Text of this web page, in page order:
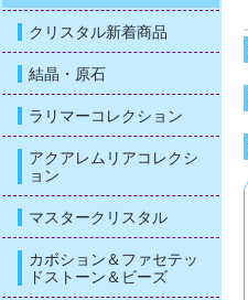
クリスタル新着商品
結晶・原石
ラリマーコレクション
アクアレムリアコレクシ
ョン
マスタークリスタル
カボション＆ファセテッ
ドストーン＆ビーズ